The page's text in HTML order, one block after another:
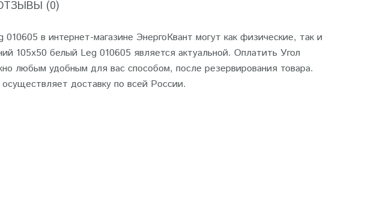
(0)
в интернет-магазине ЭнергоКвант могут как физические, так и
105х50 белый Leg 010605 является актуальной. Оплатить Угол
любым удобным для вас способом, после резервирования товара.
доставку по всей России.